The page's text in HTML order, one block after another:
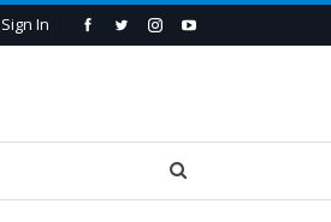
Sign In